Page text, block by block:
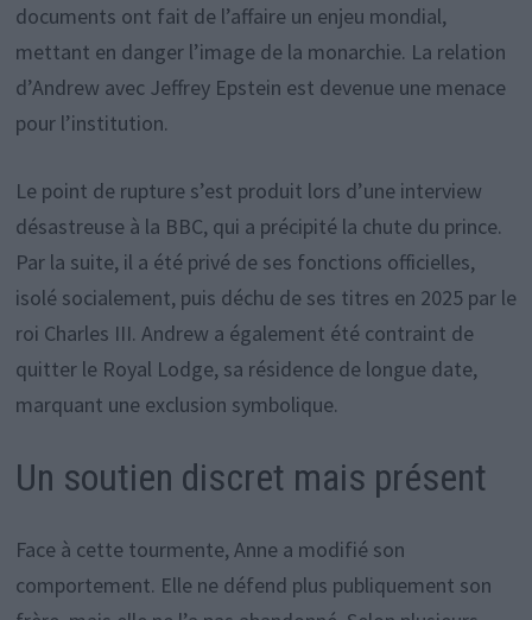
documents ont fait de l’affaire un enjeu mondial,
mettant en danger l’image de la monarchie. La relation
d’Andrew avec Jeffrey Epstein est devenue une menace
pour l’institution.
Le point de rupture s’est produit lors d’une interview
désastreuse à la BBC, qui a précipité la chute du prince.
Par la suite, il a été privé de ses fonctions officielles,
isolé socialement, puis déchu de ses titres en 2025 par le
roi Charles III. Andrew a également été contraint de
quitter le Royal Lodge, sa résidence de longue date,
marquant une exclusion symbolique.
Un soutien discret mais présent
Face à cette tourmente, Anne a modifié son
comportement. Elle ne défend plus publiquement son